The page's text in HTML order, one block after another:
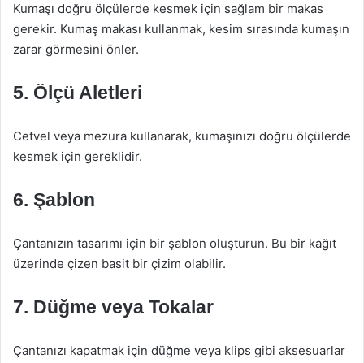
Kumaşı doğru ölçülerde kesmek için sağlam bir makas
gerekir. Kumaş makası kullanmak, kesim sırasında kumaşın
zarar görmesini önler.
5. Ölçü Aletleri
Cetvel veya mezura kullanarak, kumaşınızı doğru ölçülerde
kesmek için gereklidir.
6. Şablon
Çantanızın tasarımı için bir şablon oluşturun. Bu bir kağıt
üzerinde çizen basit bir çizim olabilir.
7. Düğme veya Tokalar
Çantanızı kapatmak için düğme veya klips gibi aksesuarlar